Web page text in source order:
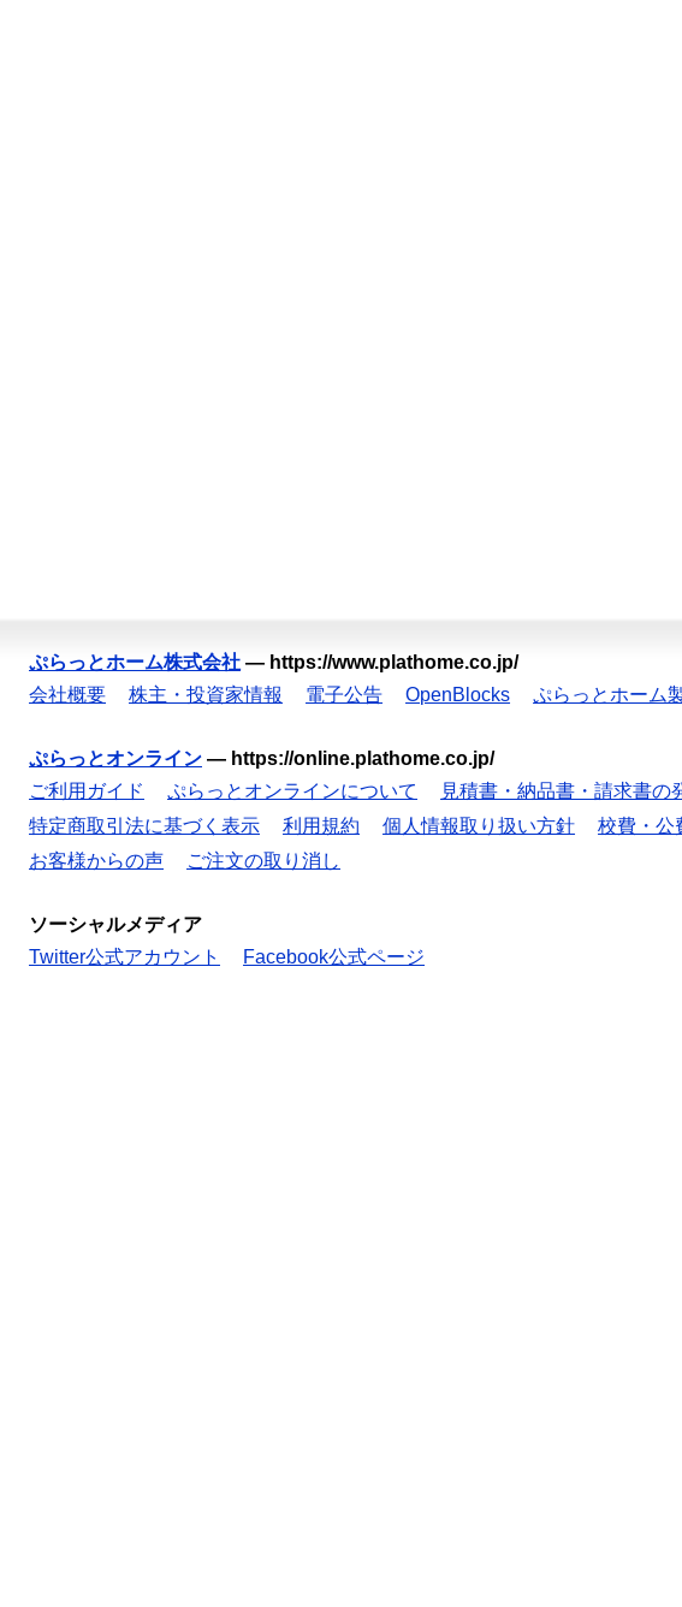
ぷらっとホーム株式会社 — https://www.plathome.co.jp/
会社概要
株主・投資家情報 電子公告 OpenBlocks ぷらっとホーム
ぷらっとオンライン — https://online.plathome.co.jp/
ご利用ガイド
ぷらっとオンラインについて 見積書・納品書・請求書の
特定商取引法に基づく表示
利用規約 個人情報取り扱い方針 校費・公
お客様からの声
ご注文の取り消し
ソーシャルメディア
Twitter公式アカウント
Facebook公式ページ